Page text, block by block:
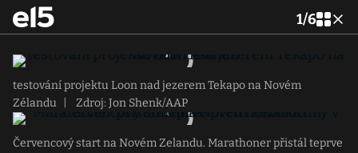
1/6
testování projektu Loon nad jezerem Tekapo na Novém
Zélandu
Zdroj: Jon Shenk/AAP
Červencový start na Novém Zelandu. Marathoner přistál teprve